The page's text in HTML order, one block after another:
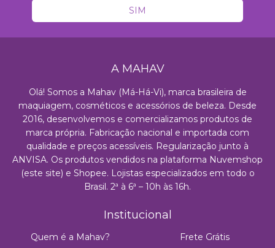
A MAHAV
Olá! Somos a Mahav (Má-Há-Vi), marca brasileira de
maquiagem, cosméticos e acessórios de beleza. Desde
2016, desenvolvemos e comercializamos produtos de
marca própria. Fabricação nacional e importada com
qualidade e preços acessíveis. Regularização junto à
ANVISA. Os produtos vendidos na plataforma Nuvemshop
(este site) e Shopee. Lojistas especializados em todo o
Brasil. 2ª à 6ª – 10h às 16h.
Institucional
Quem é a Mahav?
Frete Grátis